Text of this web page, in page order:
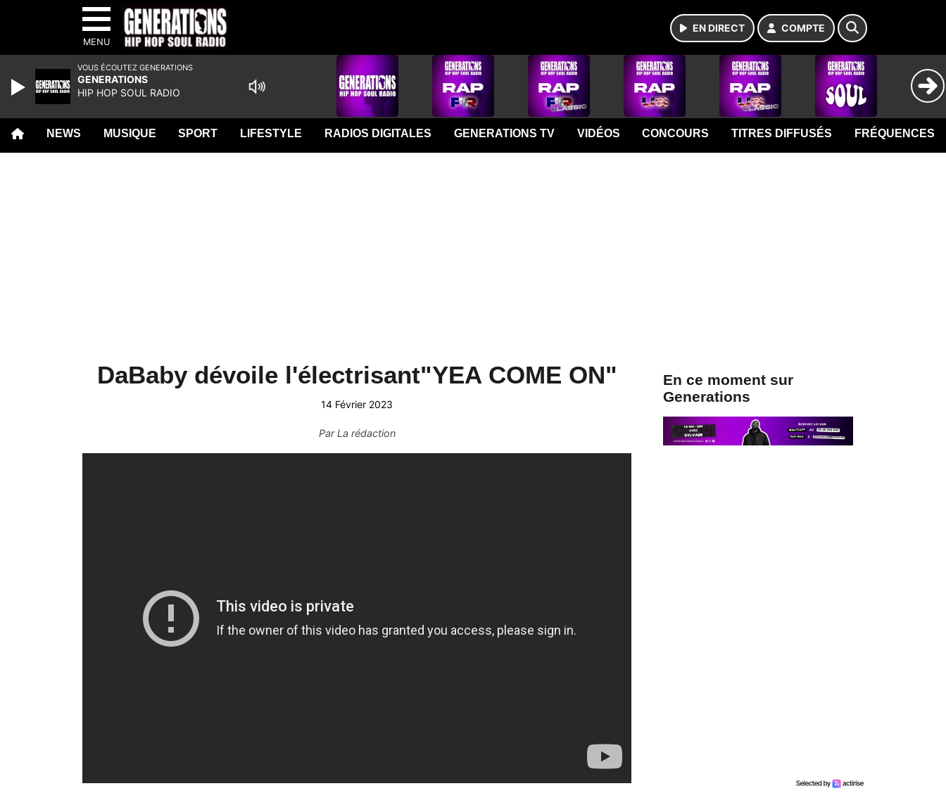
MENU
EN DIRECT COMPTE
NEWS MUSIQUE SPORT LIFESTYLE RADIOS DIGITALES GENERATIONS TV VIDÉOS CONCOURS TITRES DIFFUSÉS FRÉQUENCES
DaBaby dévoile l'électrisant"YEA COME ON"
14 Février 2023
ParLa rédaction
En ce moment sur
Generations
VOUS ÉCOUTEZ GENERATIONS
GENERATIONS
HIP HOP SOUL RADIO